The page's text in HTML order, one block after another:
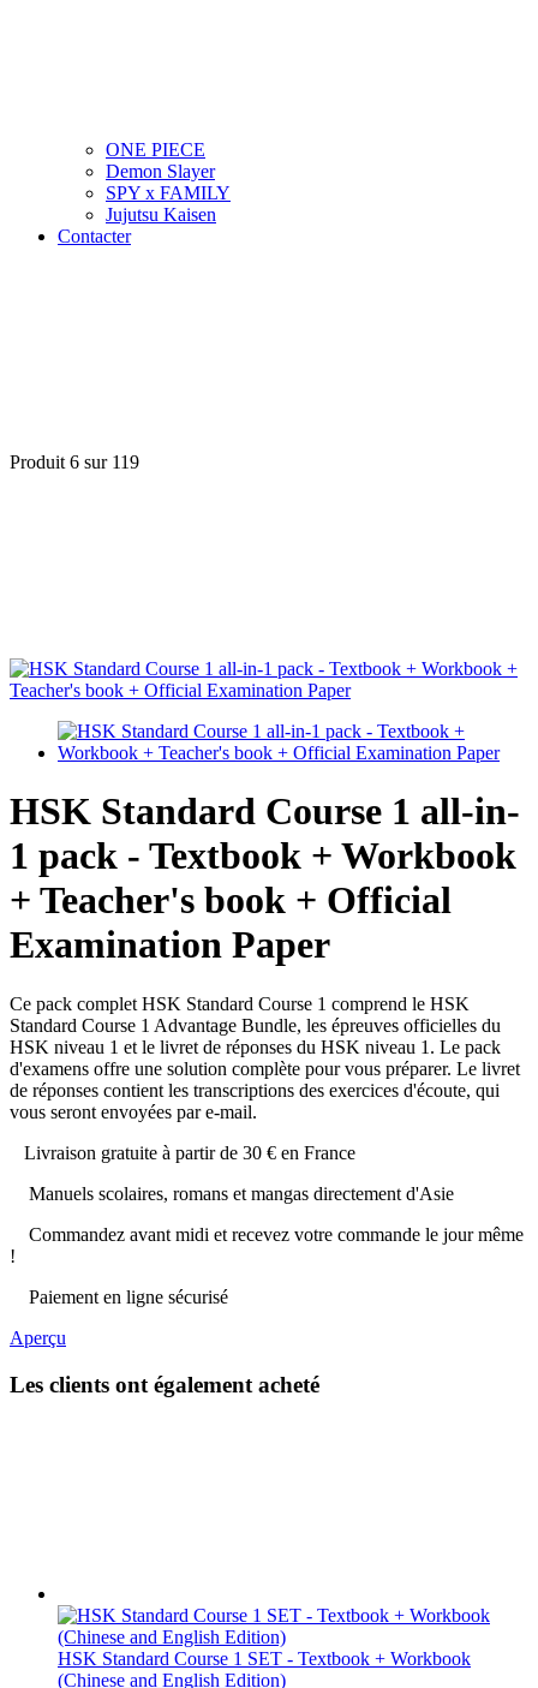
ONE PIECE
Demon Slayer
SPY x FAMILY
Jujutsu Kaisen
Contacter
Produit 6 sur 119
HSK Standard Course 1 all-in-
1 pack - Textbook + Workbook
+ Teacher's book + Official
Examination Paper
Ce pack complet HSK Standard Course 1 comprend le HSK
Standard Course 1 Advantage Bundle, les épreuves officielles du
HSK niveau 1 et le livret de réponses du HSK niveau 1. Le pack
d'examens offre une solution complète pour vous préparer. Le livret
de réponses contient les transcriptions des exercices d'écoute, qui
vous seront envoyées par e-mail.
Livraison gratuite à partir de 30 € en France
Manuels scolaires, romans et mangas directement d'Asie
Commandez avant midi et recevez votre commande le jour même
!
Paiement en ligne sécurisé
Aperçu
Les clients ont également acheté
HSK Standard Course 1 SET - Textbook + Workbook
(Chinese and English Edition)